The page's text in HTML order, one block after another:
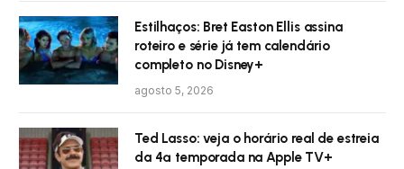
Estilhaços: Bret Easton Ellis assina
roteiro e série já tem calendário
completo no Disney+
agosto 5, 2026
Ted Lasso: veja o horário real de estreia
da 4ª temporada na Apple TV+